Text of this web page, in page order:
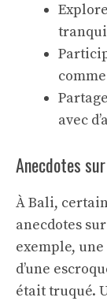
avec
Anecdotes
À Bali,
anecdotes
exemple,
d’une
était truqué.